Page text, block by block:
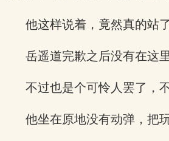
他这样说着，竟然真的站
岳遥道完歉之后没有在这
不过也是个可怜人罢了，
他坐在原地没有动弹，把